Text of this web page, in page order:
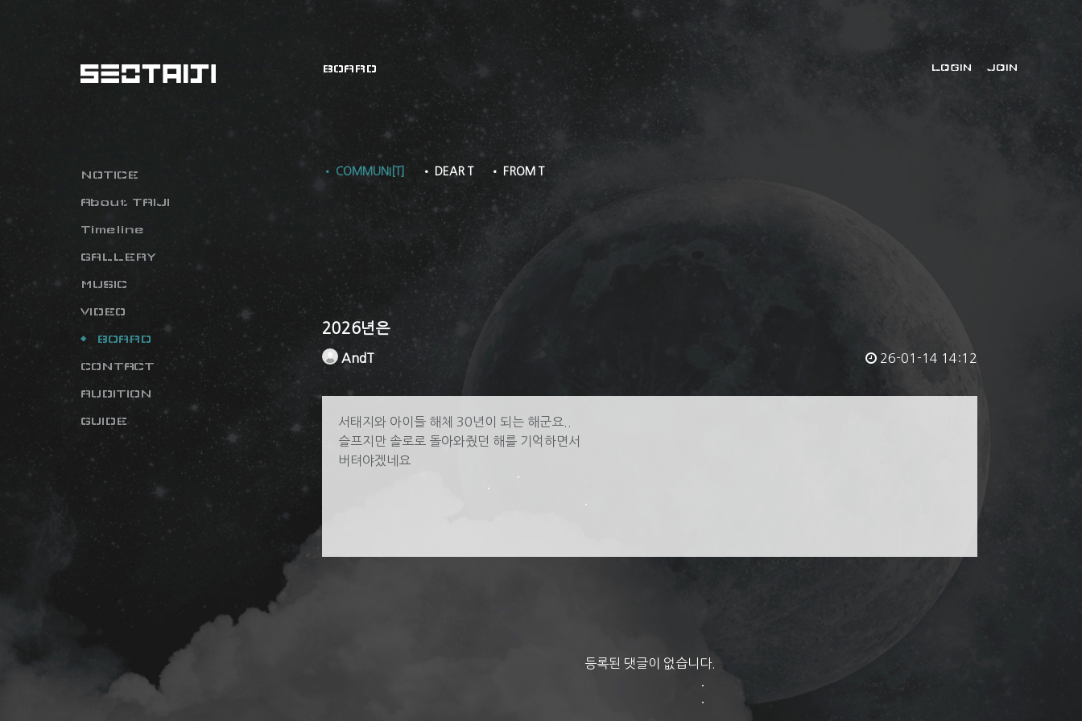
NOTICE
About TAIJI
Timeline
GALLERY
MUSIC
VIDEO
BOARD
CONTACT
AUDITION
GUIDE
LOGIN JOIN
BOARD
• COMMUNI[T] • DEAR T • FROM T
2026년은
AndT 26-01-14 14:12
서태지와 아이들 해체 30년이 되는 해군요..
슬프지만 솔로로 돌아와줬던 해를 기억하면서
버텨야겠네요
등록된 댓글이 없습니다.